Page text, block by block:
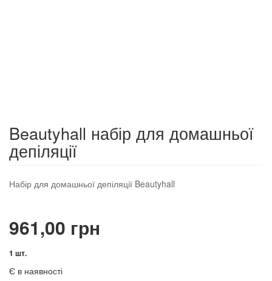
Beautyhall набір для домашньої
депіляції
Набір для домашньої депіляції Beautyhall
961,00 грн
1 шт.
Є в наявності